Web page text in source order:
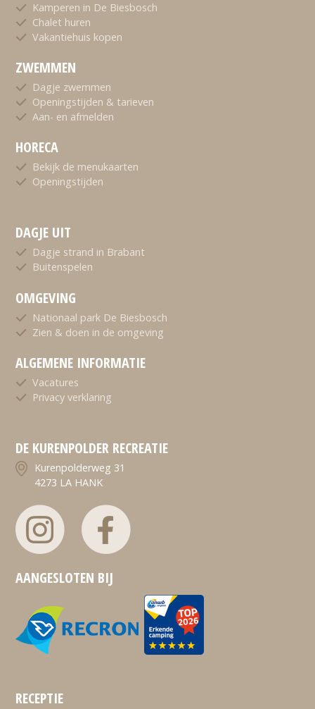
Kamperen in De Biesbosch
Chalet huren
Vakantiehuis kopen
ZWEMMEN
Dagje zwemmen
Openingstijden & tarieven
Aan- en afmelden
HORECA
Bekijk de menukaarten
Openingstijden
DAGJE UIT
Dagje strand in Brabant
Buitenspelen
OMGEVING
Nationaal park De Biesbosch
Zien & doen in de omgeving
ALGEMENE INFORMATIE
Vacatures
Privacy verklaring
DE KURENPOLDER RECREATIE
Kurenpolderweg 31
4273 LA HANK
AANGESLOTEN BIJ
RECEPTIE